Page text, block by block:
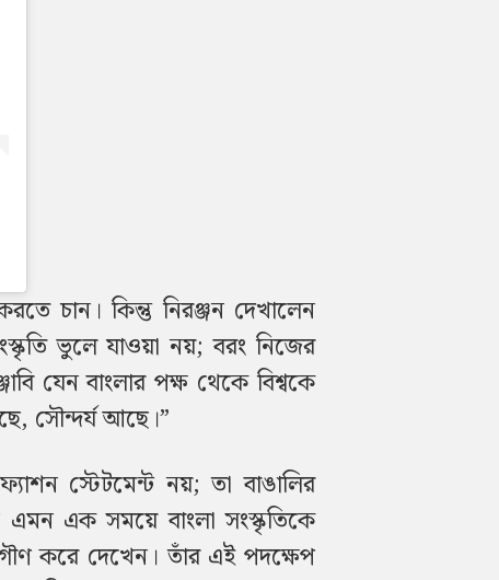
চান। কিন্তু নিরঞ্জন দেখালেন
ভুলে যাওয়া নয়; বরং নিজের
যেন বাংলার পক্ষ থেকে বিশ্বকে
সৌন্দর্য আছে।”
স্টেটমেন্ট নয়; তা বাঙালির
এক সময়ে বাংলা সংস্কৃতিকে
করে দেখেন। তাঁর এই পদক্ষেপ